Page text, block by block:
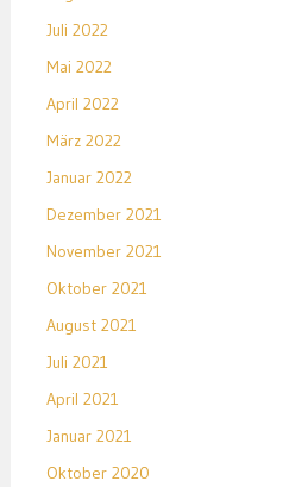
Juli 2022
Mai 2022
April 2022
März 2022
Januar 2022
Dezember 2021
November 2021
Oktober 2021
August 2021
Juli 2021
April 2021
Januar 2021
Oktober 2020